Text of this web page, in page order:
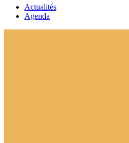
Actualités
Agenda